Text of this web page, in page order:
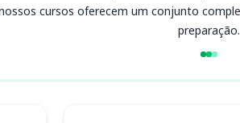
cursos oferecem um conjunto
preparação.